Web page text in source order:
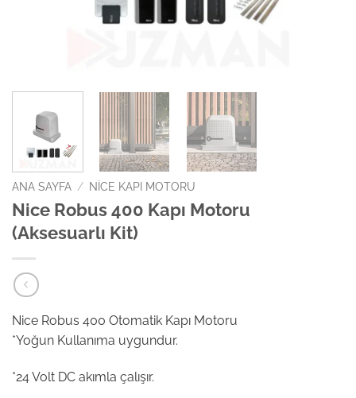
ANA SAYFA / NICE KAPI MOTORU
Nice Robus 400 Kapı Motoru
(Aksesuarlı Kit)
Nice Robus 400 Otomatik Kapı Motoru
*Yoğun Kullanıma uygundur.
*24 Volt DC akımla çalışır.